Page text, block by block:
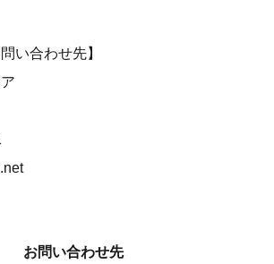
い合わせ先】
お問い合わせ先